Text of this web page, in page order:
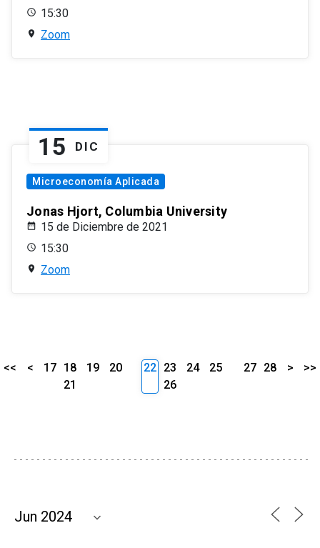
15:30
Zoom
15 DIC
Microeconomía Aplicada
Jonas Hjort, Columbia University
15 de Diciembre de 2021
15:30
Zoom
<< < 17 18 19
20
21
22 23 24
25
26
27 28 > >>